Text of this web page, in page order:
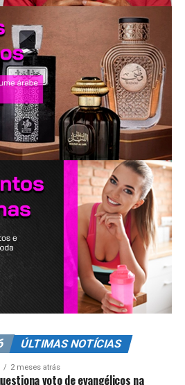
ÚLTIMAS NOTÍCIAS
2 meses atrás
voto de evangélicos na